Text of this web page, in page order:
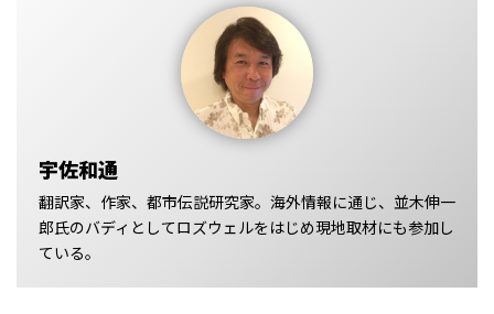
宇佐和通
翻訳家、作家、都市伝説研究家。海外情報に通じ、並木伸一
郎氏のバディとしてロズウェルをはじめ現地取材にも参加し
ている。